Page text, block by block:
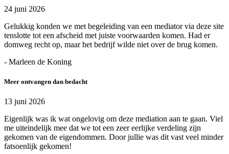
24 juni 2026
Gelukkig konden we met begeleiding van een mediator via deze site
tenslotte tot een afscheid met juiste voorwaarden komen. Had er
domweg recht op, maar het bedrijf wilde niet over de brug komen.
- Marleen de Koning
Meer ontvangen dan bedacht
13 juni 2026
Eigenlijk was ik wat ongelovig om deze mediation aan te gaan. Viel
me uiteindelijk mee dat we tot een zeer eerlijke verdeling zijn
gekomen van de eigendommen. Door jullie was dit vast veel minder
fatsoenlijk gekomen!